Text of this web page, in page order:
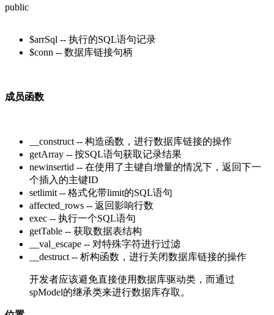
public
$arrSql -- 执行的SQL语句记录
$conn -- 数据库链接句柄
成员函数
__construct -- 构造函数，进行数据库链接的操作
getArray -- 按SQL语句获取记录结果
newinsertid -- 在使用了主键自增量的情况下，返回下一
个插入的主键ID
setlimit -- 格式化带limit的SQL语句
affected_rows -- 返回影响行数
exec -- 执行一个SQL语句
getTable -- 获取数据表结构
__val_escape -- 对特殊字符进行过滤
__destruct -- 析构函数，进行关闭数据库链接的操作
开发者应该避免直接使用数据库驱动类，而通过
spModel的继承类来进行数据库存取。